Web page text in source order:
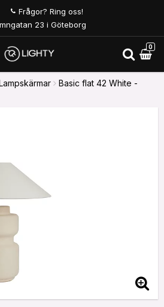
Frågor? Ring oss!
23 i Göteborg
0
Basic flat 42 White -